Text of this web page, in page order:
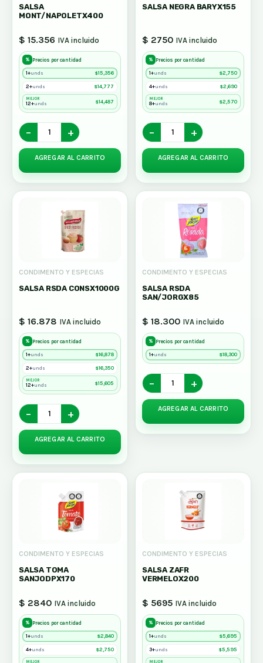
SALSA
MONT/NAPOLETX400
$ 15.356 IVA incluido
% Precios por cantidad
1+unds $15,356
2+unds $14,777
MEJOR
12+unds $14,487
− +
AGREGAR AL CARRITO
SALSA NEGRA BARYX155
$ 2750 IVA incluido
% Precios por cantidad
1+unds $2,750
4+unds $2,690
MEJOR
8+unds $2,570
− +
AGREGAR AL CARRITO
CONDIMENTO Y ESPECIAS
SALSA RSDA CONSX1000G
$ 16.878 IVA incluido
% Precios por cantidad
1+unds $16,878
2+unds $16,350
MEJOR
12+unds $15,605
− +
AGREGAR AL CARRITO
CONDIMENTO Y ESPECIAS
SALSA RSDA
SAN/JORGX85
$ 18.300 IVA incluido
% Precios por cantidad
1+unds $18,300
− +
AGREGAR AL CARRITO
CONDIMENTO Y ESPECIAS
SALSA TOMA
SANJODPX170
$ 2840 IVA incluido
% Precios por cantidad
1+unds $2,840
4+unds $2,750
MEJOR
CONDIMENTO Y ESPECIAS
SALSA ZAFR
VERMELOX200
$ 5695 IVA incluido
% Precios por cantidad
1+unds $5,695
3+unds $5,595
MEJOR